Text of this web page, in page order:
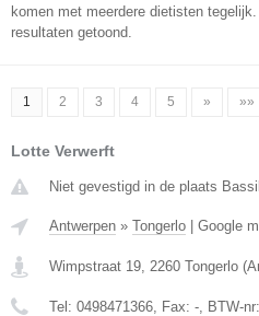
komen met meerdere dietisten
resultaten getoond.
1 2 3 4 5 » »»
Lotte Verwerft
Niet gevestigd in de plaats
Antwerpen » Tongerlo Google
Wimpstraat 19, 2260 Tongerlo (
Tel: 0498471366, Fax: -, BTW-nr: